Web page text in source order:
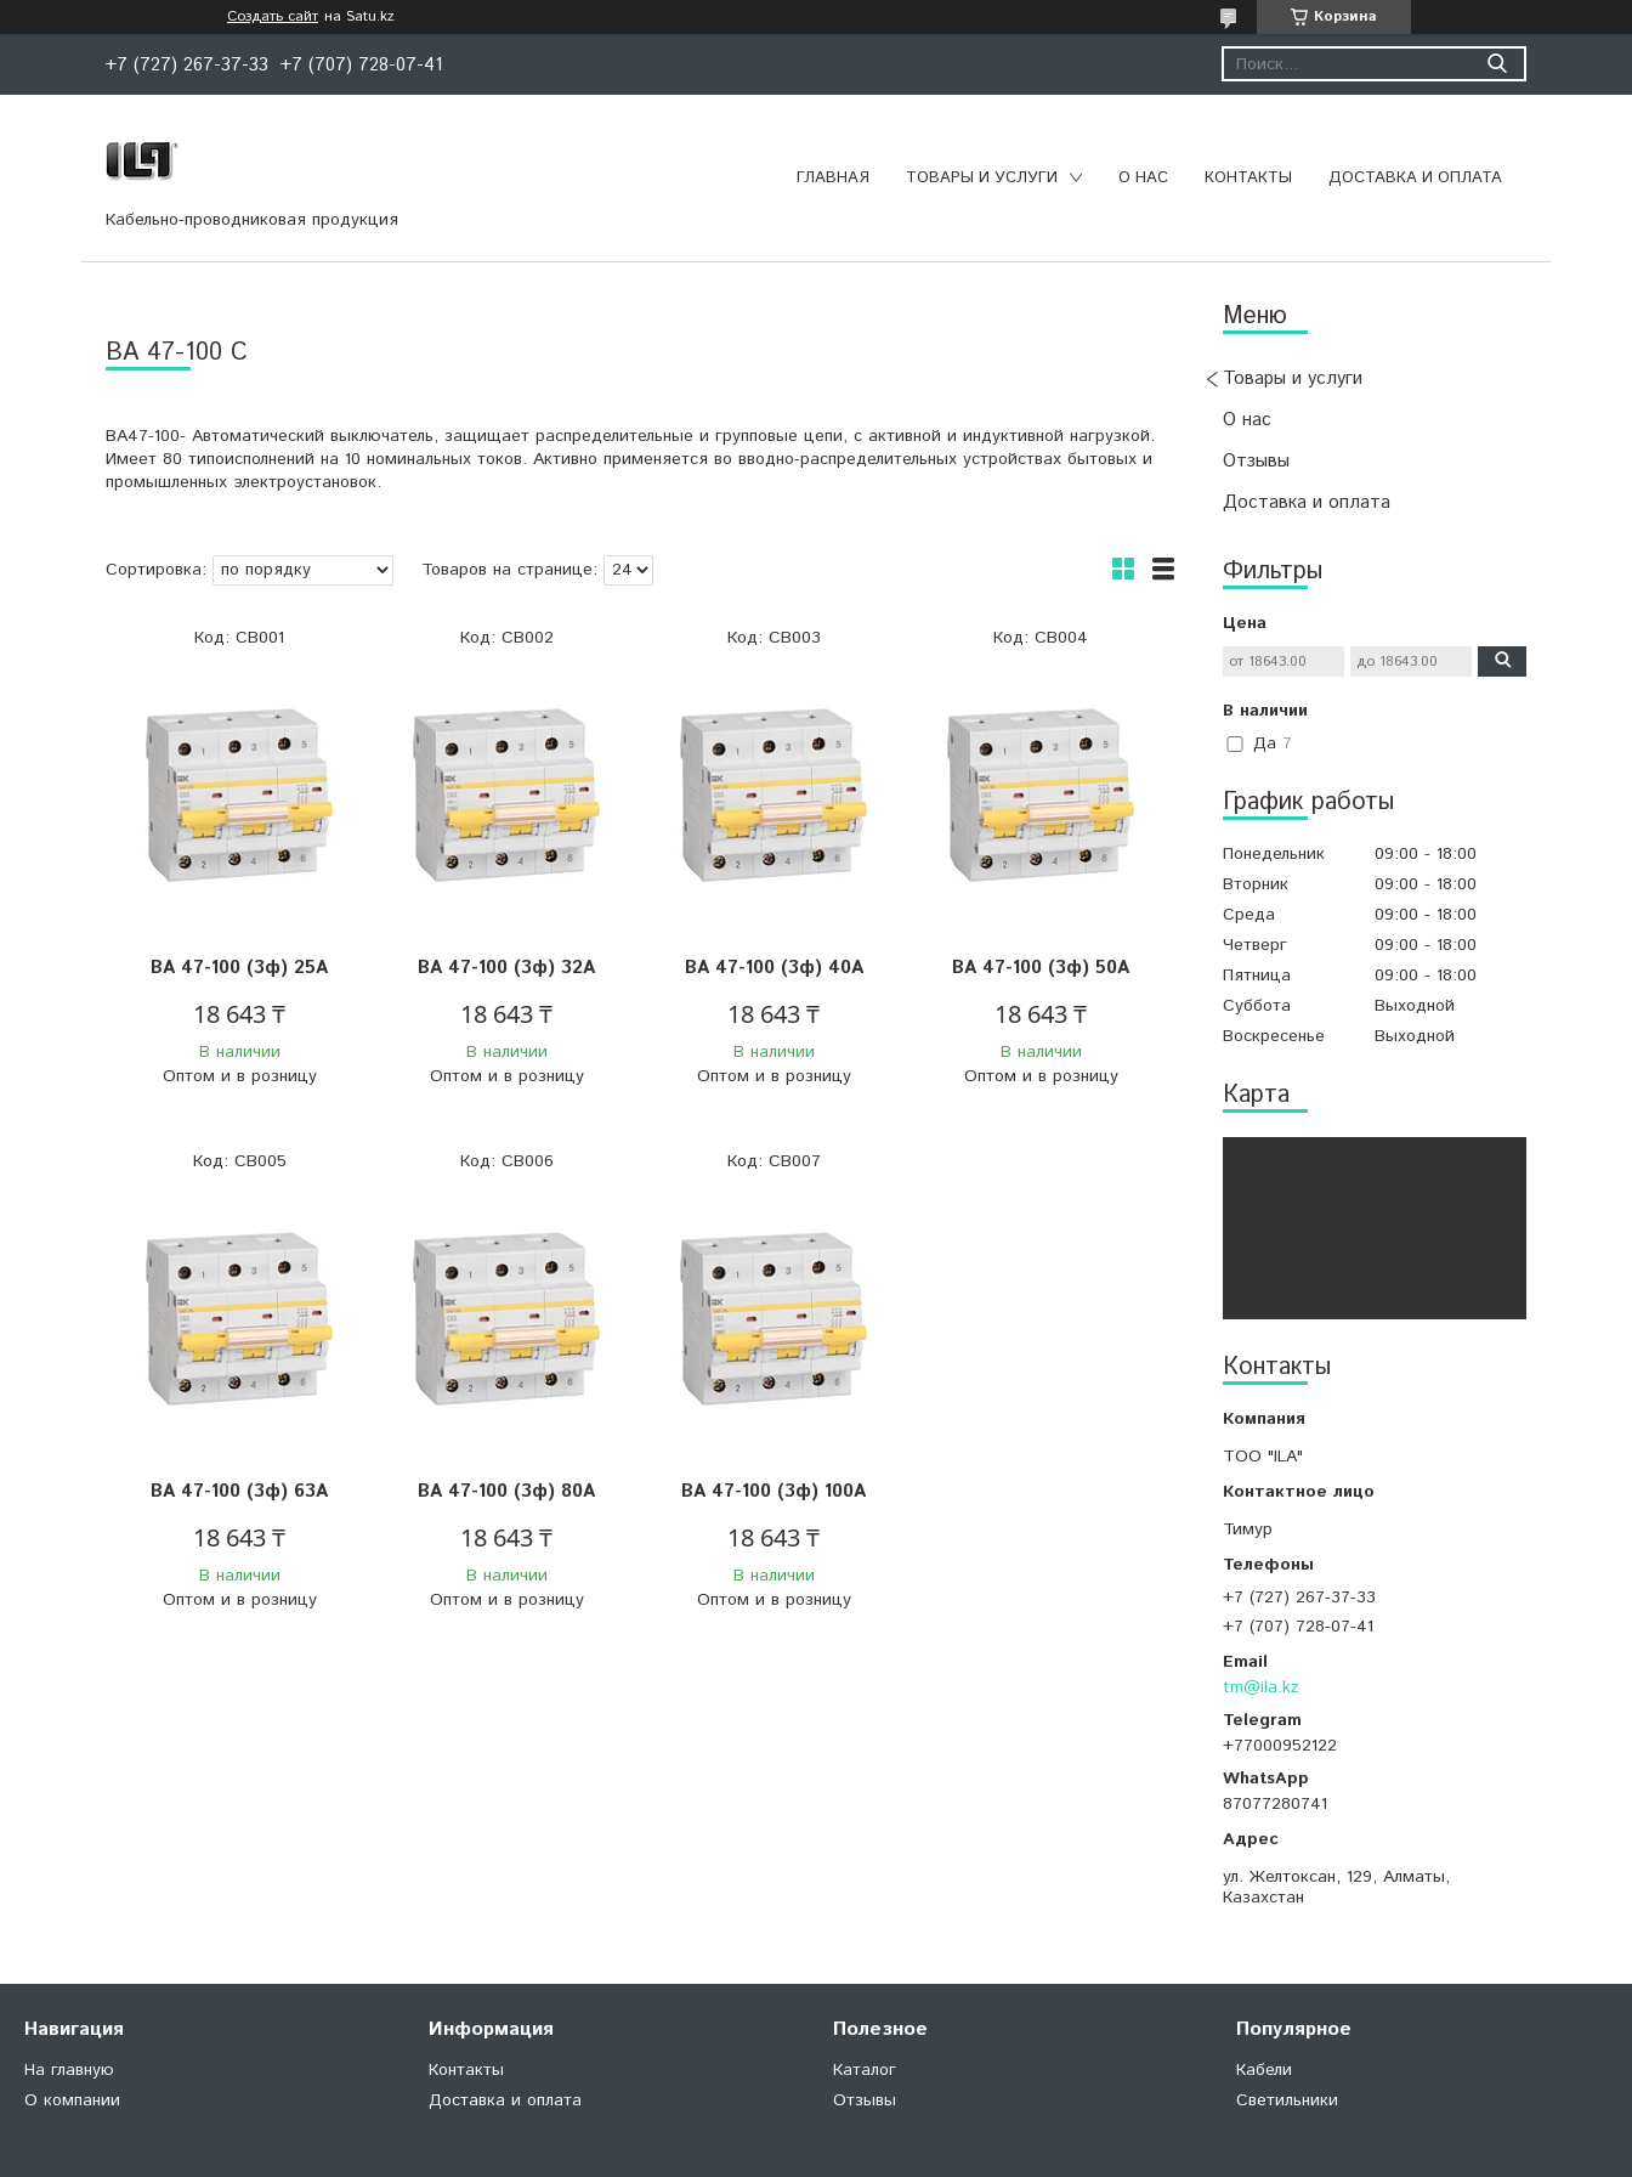
Создать сайт на Satu.kz Корзина
+7 (727) 267-37-33 +7 (707) 728-07-41
Кабельно-проводниковая продукция
ГЛАВНАЯ ТОВАРЫ И УСЛУГИ О НАС КОНТАКТЫ ДОСТАВКА И ОПЛАТА
Товары и услуги
О нас
Отзывы
Доставка и оплата
Фильтры
Цена
В наличии
Да 7
График работы
Понедельник 09:00
18:00
Вторник
09:00
18:00
Среда
09:00
18:00
Четверг
09:00
18:00
Пятница
09:00
18:00
Суббота
Выходной
Воскресенье
Выходной
Карта
Контакты
ТОО "ILA"
Тимур
+7 (727) 267-37-33
+7 (707) 728-07-41
tm@ila.kz
+77000952122
87077280741
ул. Желтоксан, 129, Алматы,
Казахстан
ВА 47-100 С
ВА47-100- Автоматический выключатель, защищает распределительные и групповые цепи, с активной и индуктивной нагрузкой.
Имеет 80 типоисполнений на 10 номинальных токов. Активно применяется во вводно-распределительных устройствах бытовых и
промышленных электроустановок.
CB001
BA 47-100 (3ф) 25А
18 643 ₸
В наличии
Оптом и в розницу
CB002
BA 47-100 (3ф) 32А
18 643 ₸
В наличии
Оптом и в розницу
CB003
BА 47-100 (3ф) 40А
18 643 ₸
В наличии
Оптом и в розницу
CB004
BA 47-100 (3ф) 50А
18 643 ₸
В наличии
Оптом и в розницу
CB005
BА 47-100 (3ф) 63А
18 643 ₸
В наличии
Оптом и в розницу
CB006
BА 47-100 (3ф) 80А
18 643 ₸
В наличии
Оптом и в розницу
CB007
BА 47-100 (3ф) 100А
18 643 ₸
В наличии
Оптом и в розницу
Навигация
На главную
О компании
Информация
Контакты
Доставка и оплата
Полезное
Каталог
Отзывы
Популярное
Кабели
Светильники